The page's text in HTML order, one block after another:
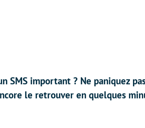
SMS important ? Ne paniquez
le retrouver en quelques